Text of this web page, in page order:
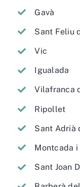
Gavà
Sant Feliu
Vic
Igualada
Vilafranca
Ripollet
Sant Adrià
Montcada i
Sant Joan